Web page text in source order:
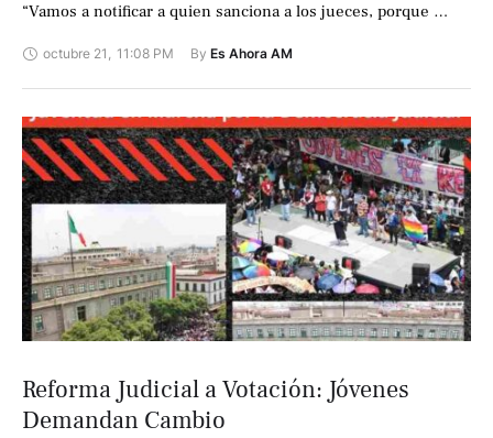
“Vamos a notificar a quien sanciona a los jueces, porque …
octubre 21 , 11:08 PM By Es Ahora AM
Reforma Judicial a Votación: Jóvenes
Demandan Cambio